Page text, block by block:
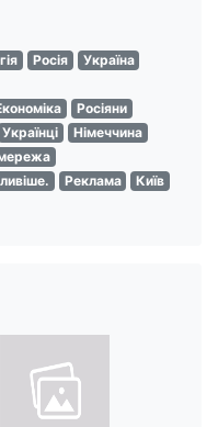
Росія
Україна
Росіяни
Українці
Німеччина
Реклама
Київ